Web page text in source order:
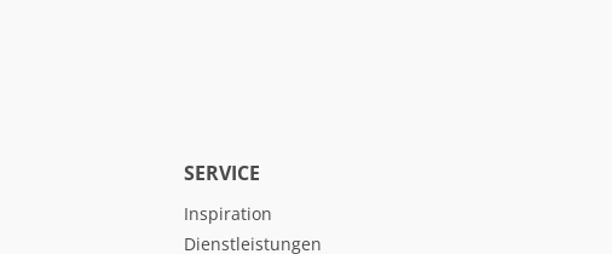
SERVICE
Inspiration
Dienstleistungen